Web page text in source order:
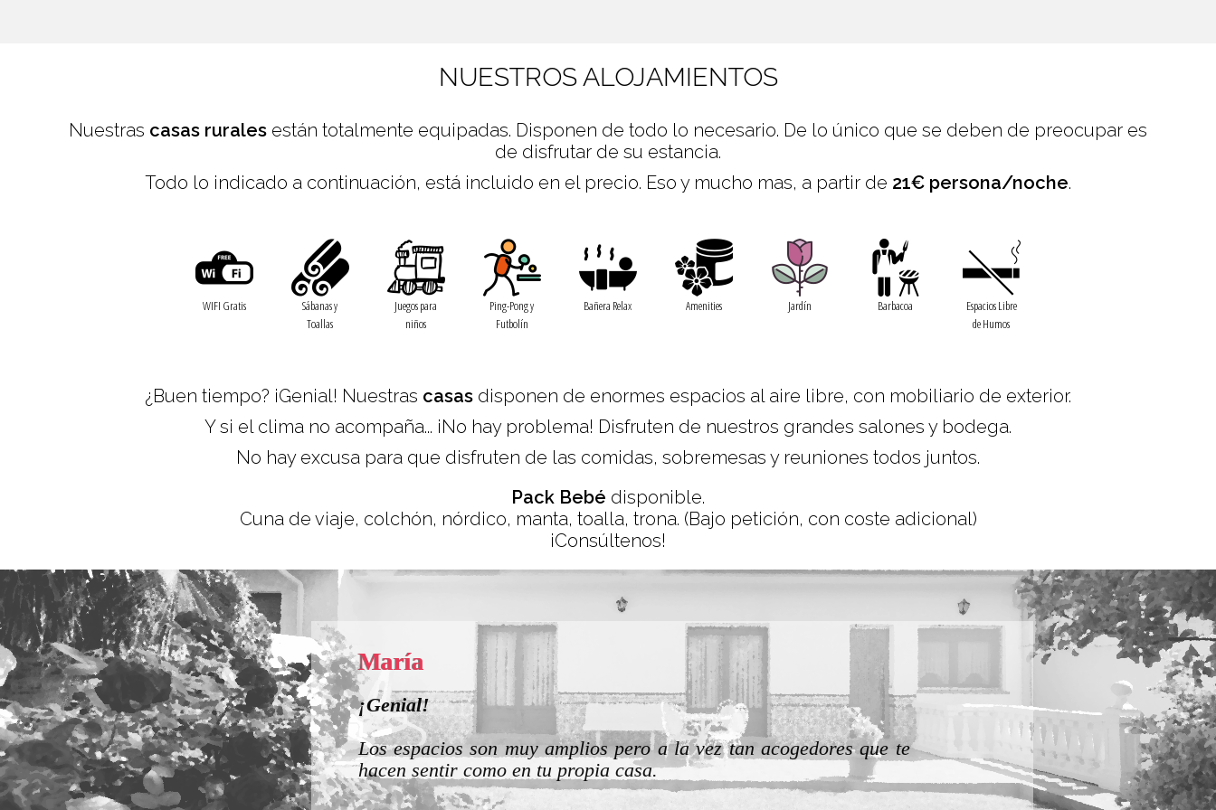
NUESTROS ALOJAMIENTOS
Nuestras casas rurales están totalmente equipadas. Disponen de todo lo necesario. De lo único que se deben de preocupar es
de disfrutar de su estancia.
Todo lo indicado a continuación, está incluido en el precio. Eso y mucho mas, a partir de 21€ persona/noche.
WIFI Gratis
Sábanas y
Toallas
Juegos para
niños
Ping-Pong y
Futbolín
Bañera Relax Amenities Jardín Barbacoa
Espacios Libre
de Humos
¿Buen tiempo? ¡Genial! Nuestras casas disponen de enormes espacios al aire libre, con mobiliario de exterior.
Y si el clima no acompaña... ¡No hay problema! Disfruten de nuestros grandes salones y bodega.
No hay excusa para que disfruten de las comidas, sobremesas y reuniones todos juntos.
Pack Bebé disponible.
Cuna de viaje, colchón, nórdico, manta, toalla, trona. (Bajo petición, con coste adicional)
¡Consúltenos!
a la vez tan acogedores que te
Jaione
Perfecta para grupos grandes
La casa está muy bien, bien equipada, grande y cómoda.
Zuriñe
¡¡¡Casa
Para
encanto!!!! Te
por resolver